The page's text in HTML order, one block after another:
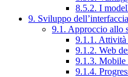
8.5.2. I
9. Sviluppo dell’interfaccia
9.1. Approccio allo
9.1.1.
9.1.2. Web
9.1.3. Mobile
9.1.4.